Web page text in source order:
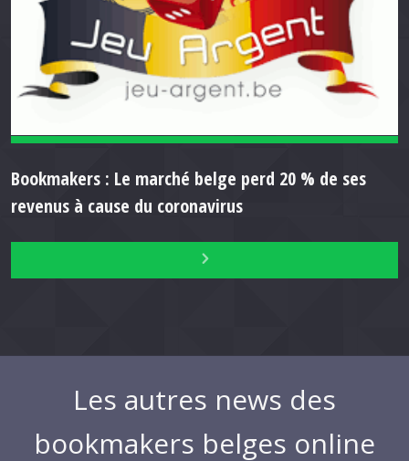
Bookmakers : Le marché belge perd 20 % de ses
revenus à cause du coronavirus
Les autres news des
bookmakers belges online